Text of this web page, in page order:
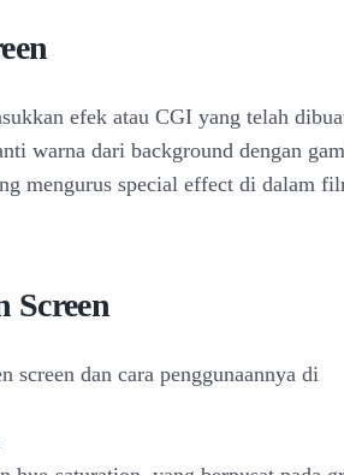
efek atau CGI yang telah
warna dari background dengan
mengurus special effect di dalam
Screen
screen dan cara penggunaannya di